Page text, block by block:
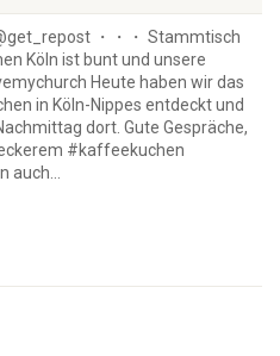
・・・ Stammtisch
Köln ist bunt und unsere
Heute haben wir das
in Köln-Nippes entdeckt und
dort. Gute Gespräche,
#kaffeekuchen